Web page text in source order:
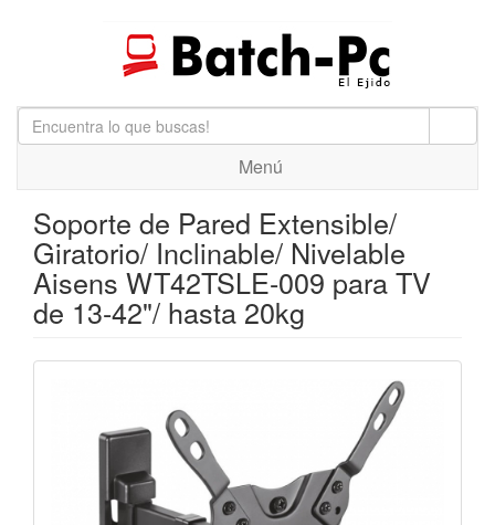
Menú
Soporte de Pared Extensible/
Giratorio/ Inclinable/ Nivelable
Aisens WT42TSLE-009 para TV
de 13-42"/ hasta 20kg